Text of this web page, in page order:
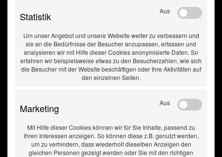
Statistik Aus
Um unser Angebot und unsere Webeite weiter zu verbessern und
sie an die Bedürfnisse der Besucher anzupassen, erfassen und
analysieren wir mit Hilfe dieser Cookies anonymisierte Daten. So
erfahren wir beispielsweise etwas zu den Besucherzahlen, wie sich
die Besucher mit der Website beschäftigen oder Ihre Aktivitäten auf
den einzelnen Seiten.
Marketing Aus
Mit Hilfe dieser Cookies können wir für Sie Inhalte, passend zu
Ihren Interessen anzeigen. So können diese z.B. genutzt werden,
um zu verhindern, dass wiederholt dieselben Anzeigen den
gleichen Personen gezeigt werden oder Sie mit den richtigen